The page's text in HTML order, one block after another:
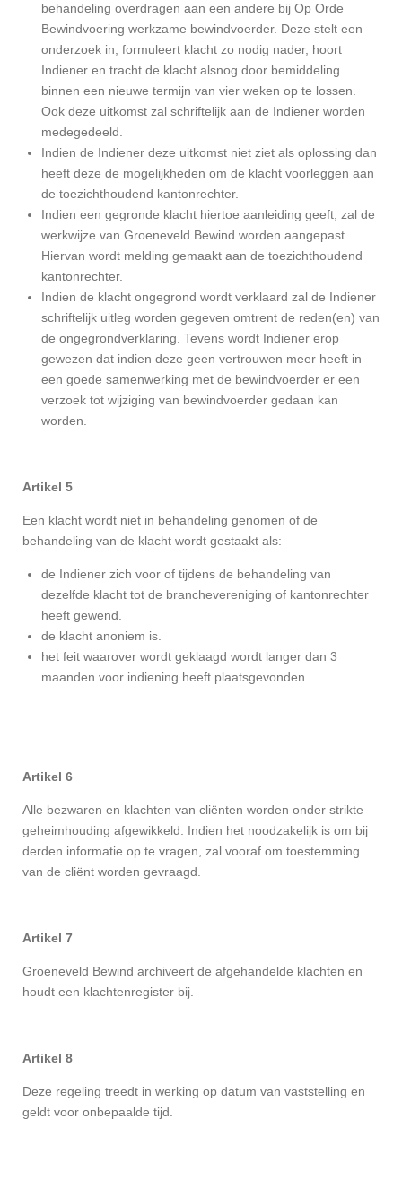
behandeling overdragen aan een andere bij Op Orde
Bewindvoering werkzame bewindvoerder. Deze stelt een
onderzoek in, formuleert klacht zo nodig nader, hoort
Indiener en tracht de klacht alsnog door bemiddeling
binnen een nieuwe termijn van vier weken op te lossen.
Ook deze uitkomst zal schriftelijk aan de Indiener worden
medegedeeld.
Indien de Indiener deze uitkomst niet ziet als oplossing dan
heeft deze de mogelijkheden om de klacht voorleggen aan
de toezichthoudend kantonrechter.
Indien een gegronde klacht hiertoe aanleiding geeft, zal de
werkwijze van Groeneveld Bewind worden aangepast.
Hiervan wordt melding gemaakt aan de toezichthoudend
kantonrechter.
Indien de klacht ongegrond wordt verklaard zal de Indiener
schriftelijk uitleg worden gegeven omtrent de reden(en) van
de ongegrondverklaring. Tevens wordt Indiener erop
gewezen dat indien deze geen vertrouwen meer heeft in
een goede samenwerking met de bewindvoerder er een
verzoek tot wijziging van bewindvoerder gedaan kan
worden.
Artikel 5
Een klacht wordt niet in behandeling genomen of de
behandeling van de klacht wordt gestaakt als:
de Indiener zich voor of tijdens de behandeling van
dezelfde klacht tot de branchevereniging of kantonrechter
heeft gewend.
de klacht anoniem is.
het feit waarover wordt geklaagd wordt langer dan 3
maanden voor indiening heeft plaatsgevonden.
Artikel 6
Alle bezwaren en klachten van cliënten worden onder strikte
geheimhouding afgewikkeld. Indien het noodzakelijk is om bij
derden informatie op te vragen, zal vooraf om toestemming
van de cliënt worden gevraagd.
Artikel 7
Groeneveld Bewind archiveert de afgehandelde klachten en
houdt een klachtenregister bij.
Artikel 8
Deze regeling treedt in werking op datum van vaststelling en
geldt voor onbepaalde tijd.